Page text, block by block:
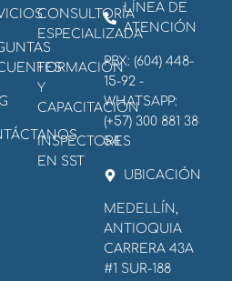
CONSULTORÍA
ESPECIALIZADA
FORMACIÓN
Y
CAPACITACIÓN
INSPECTORES
EN SST
LÍNEA DE
ATENCIÓN
PBX: (604) 448-
15-92 -
WHATSAPP:
(+57) 300 881 38
54
UBICACIÓN
MEDELLÍN,
ANTIOQUIA
CARRERA 43A
#1 SUR-188